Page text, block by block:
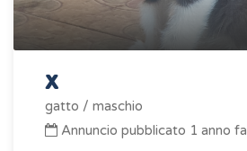
X
gatto / maschio
Annuncio pubblicato 1 anno fa